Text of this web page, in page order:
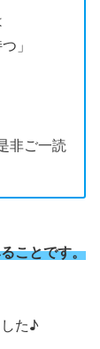
つ」
非ご一読
ことです。
た♪